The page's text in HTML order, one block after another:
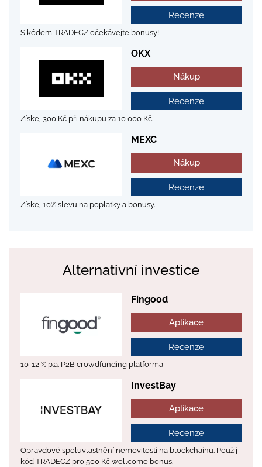
Recenze
S kódem TRADECZ očekávejte bonusy!
OKX
Nákup
Recenze
Získej 300 Kč při nákupu za 10 000 Kč.
MEXC
Nákup
Recenze
Získej 10% slevu na poplatky a bonusy.
Alternativní investice
Fingood
Aplikace
Recenze
10-12 % p.a. P2B crowdfunding platforma
InvestBay
Aplikace
Recenze
Opravdové spoluvlastnění nemovitostí na blockchainu. Použij
kód TRADECZ pro 500 Kč wellcome bonus.